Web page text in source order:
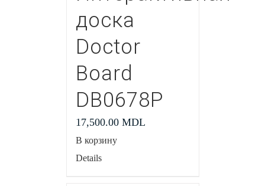
доска
Doctor
Board
DB0678P
17,500.00 MDL
В корзину
Details